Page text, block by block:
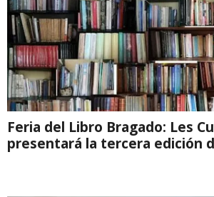
Feria del Libro Bragado: Les
presentará la tercera edición